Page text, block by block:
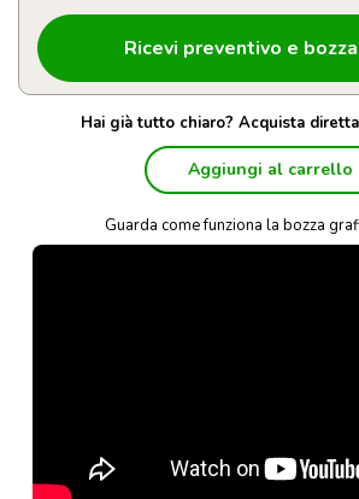
Hai già tutto chiaro? Acquista
Aggiungi al carrello
Guarda come funziona la bozza